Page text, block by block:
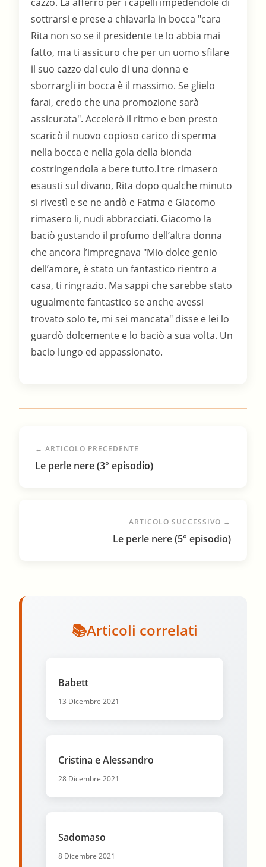
← ARTICOLO PRECEDENTE
Le perle nere (3° episodio)
ARTICOLO SUCCESSIVO →
Le perle nere (5° episodio)
Articoli correlati
Babett
13 Dicembre 2021
Cristina e Alessandro
28 Dicembre 2021
Sadomaso
8 Dicembre 2021